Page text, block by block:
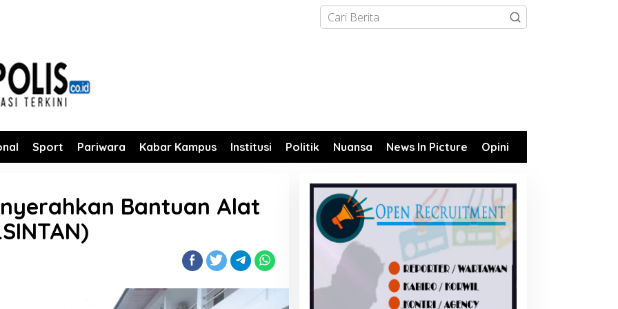
Sport Pariwara Kabar Kampus Institusi Politik Nuansa News In Picture Opini
Bantuan Alat